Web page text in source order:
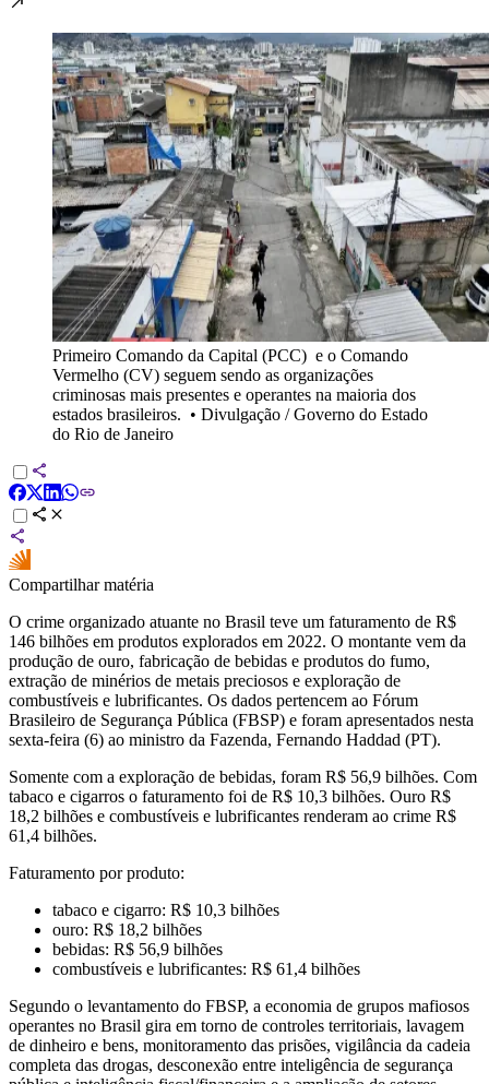
Primeiro Comando da Capital (PCC) e o Comando
Vermelho (CV) seguem sendo as organizações
criminosas mais presentes e operantes na maioria dos
estados brasileiros. • Divulgação / Governo do Estado
do Rio de Janeiro
Compartilhar matéria
O crime organizado atuante no Brasil teve um faturamento de R$
146 bilhões em produtos explorados em 2022. O montante vem da
produção de ouro, fabricação de bebidas e produtos do fumo,
extração de minérios de metais preciosos e exploração de
combustíveis e lubrificantes. Os dados pertencem ao Fórum
Brasileiro de Segurança Pública (FBSP) e foram apresentados nesta
sexta-feira (6) ao ministro da Fazenda, Fernando Haddad (PT).
Somente com a exploração de bebidas, foram R$ 56,9 bilhões. Com
tabaco e cigarros o faturamento foi de R$ 10,3 bilhões. Ouro R$
18,2 bilhões e combustíveis e lubrificantes renderam ao crime R$
61,4 bilhões.
Faturamento por produto:
tabaco e cigarro: R$ 10,3 bilhões
ouro: R$ 18,2 bilhões
bebidas: R$ 56,9 bilhões
combustíveis e lubrificantes: R$ 61,4 bilhões
Segundo o levantamento do FBSP, a economia de grupos mafiosos
operantes no Brasil gira em torno de controles territoriais, lavagem
de dinheiro e bens, monitoramento das prisões, vigilância da cadeia
completa das drogas, desconexão entre inteligência de segurança